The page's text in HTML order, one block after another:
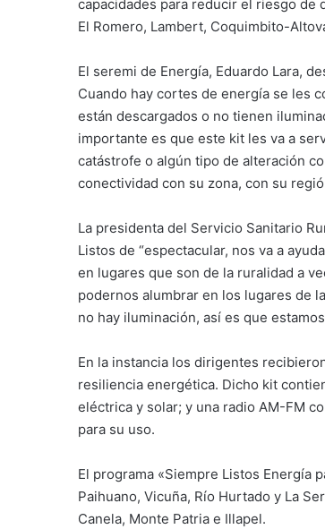
capacidades para reducir el riesgo de
El Romero, Lambert, Coquimbito-
El seremi de Energía, Eduardo Lara,
Cuando hay cortes de energía se les
están descargados o no tienen
importante es que este kit les va a
catástrofe o algún tipo de alteración
conectividad con su zona, con su
La presidenta del Servicio Sanitario
Listos de “espectacular, nos va a
en lugares que son de la ruralidad a
podernos alumbrar en los lugares de
no hay iluminación, así es que
En la instancia los dirigentes
resiliencia energética. Dicho kit
eléctrica y solar; y una radio AM-FM
para su uso.
El programa «Siempre Listos Energía
Paihuano, Vicuña, Río Hurtado y La
Canela, Monte Patria e Illapel.